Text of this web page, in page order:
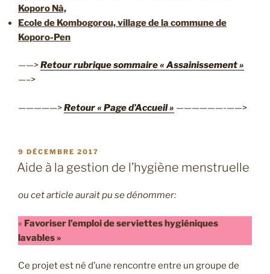
Koporo Nà,
Ecole de Kombogorou, village de la commune de
Koporo-Pen
——>Retour rubrique sommaire « Assainissement »
—–>
—————>Retour « Page d’Accueil » ——————-——>
PUBLIÉ
LE
9 DÉCEMBRE 2017
Aide à la gestion de l’hygiène menstruelle
ou cet article aurait pu se dénommer:
« Favoriser l’emploi de serviettes hygiéniques
lavables »
Ce projet est né d’une rencontre entre un groupe de